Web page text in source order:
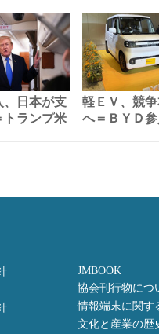
、日本が支
トランプ米
軽ＥＶ、競
へ＝ＢＹＤ
JMBOOK
協会刊行物につ
情報端末に関す
文化と産業の歴